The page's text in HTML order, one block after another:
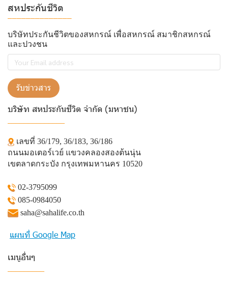
สหประกันชีวิต
บริษัทประกันชีวิตของสหกรณ์ เพื่อสหกรณ์ สมาชิกสหกรณ์
และปวงชน
รับข่าวสาร
บริษัท สหประกันชีวิต จำกัด (มหาชน)
เลขที่ 36/179, 36/183, 36/186
ถนนมอเตอร์เวย์ แขวงคลองสองต้นนุ่น
เขตลาดกระบัง กรุงเทพมหานคร 10520
02-3795099
085-0984050
saha@sahalife.co.th
แผนที่ Google Map
เมนูอื่นๆ